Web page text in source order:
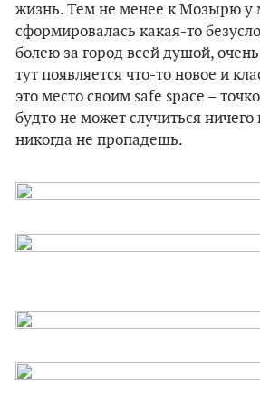
жизнь. Тем не менее к Мозырю у
сформировалась какая-то
болею за город всей душой,
тут появляется что-то новое и
это место своим safe space –
будто не может случиться ничего
никогда не пропадешь.